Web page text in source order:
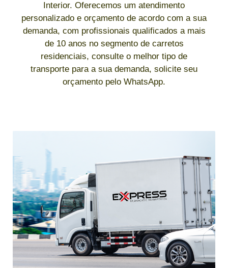
Interior. Oferecemos um atendimento
personalizado e orçamento de acordo com a sua
demanda, com profissionais qualificados a mais
de 10 anos no segmento de carretos
residenciais, consulte o melhor tipo de
transporte para a sua demanda, solicite seu
orçamento pelo WhatsApp.